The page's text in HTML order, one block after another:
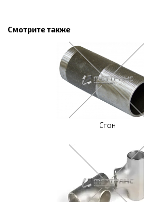
Смотрите также
Сгон